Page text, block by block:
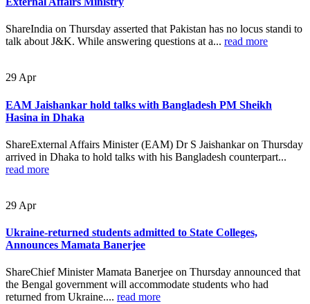
ShareIndia on Thursday asserted that Pakistan has no locus standi to
talk about J&K. While answering questions at a... read more
29 Apr
EAM Jaishankar hold talks with Bangladesh PM Sheikh
Hasina in Dhaka
ShareExternal Affairs Minister (EAM) Dr S Jaishankar on Thursday
arrived in Dhaka to hold talks with his Bangladesh counterpart...
read more
29 Apr
Ukraine-returned students admitted to State Colleges,
Announces Mamata Banerjee
ShareChief Minister Mamata Banerjee on Thursday announced that
the Bengal government will accommodate students who had
returned from Ukraine.... read more